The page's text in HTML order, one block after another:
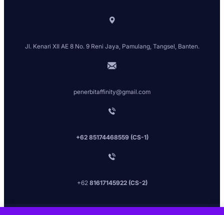
Jl. Kenari XII AE 8 No. 9 Reni Jaya, Pamulang, Tangsel, Banten.
penerbitaffinity@gmail.com
+62 85174468559 (CS-1)
+62 81617145922 (CS-2)